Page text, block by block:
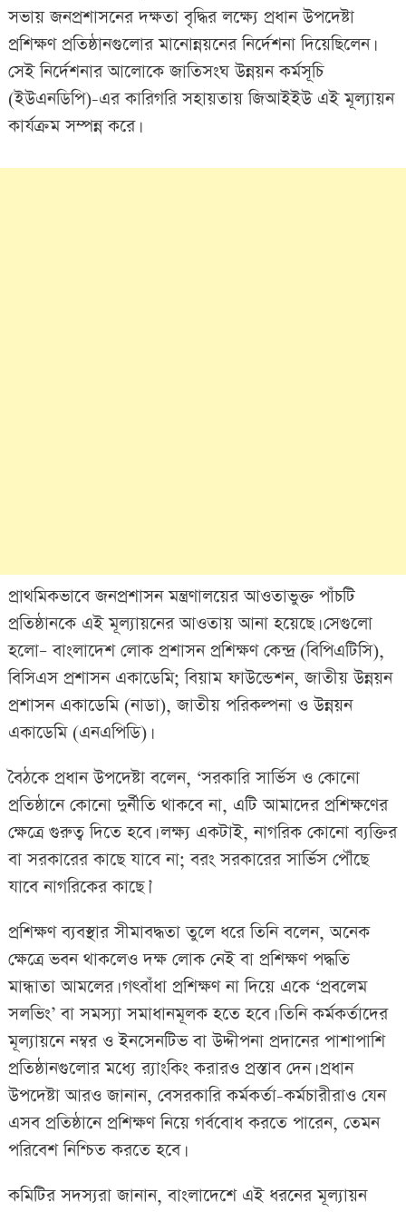
সভায় জনপ্রশাসনের দক্ষতা বৃদ্ধির লক্ষ্যে প্রধান উপদেষ্টা
প্রশিক্ষণ প্রতিষ্ঠানগুলোর মানোন্নয়নের নির্দেশনা দিয়েছিলেন।
সেই নির্দেশনার আলোকে জাতিসংঘ উন্নয়ন কর্মসূচি
(ইউএনডিপি)-এর কারিগরি সহায়তায় জিআইইউ এই মূল্যায়ন
কার্যক্রম সম্পন্ন করে।
প্রাথমিকভাবে জনপ্রশাসন মন্ত্রণালয়ের আওতাভুক্ত পাঁচটি
প্রতিষ্ঠানকে এই মূল্যায়নের আওতায় আনা হয়েছে। সেগুলো
হলো– বাংলাদেশ লোক প্রশাসন প্রশিক্ষণ কেন্দ্র (বিপিএটিসি),
বিসিএস প্রশাসন একাডেমি; বিয়াম ফাউন্ডেশন, জাতীয় উন্নয়ন
প্রশাসন একাডেমি (নাডা), জাতীয় পরিকল্পনা ও উন্নয়ন
একাডেমি (এনএপিডি)।
বৈঠকে প্রধান উপদেষ্টা বলেন, ‘সরকারি সার্ভিস ও কোনো
প্রতিষ্ঠানে কোনো দুর্নীতি থাকবে না, এটি আমাদের প্রশিক্ষণের
ক্ষেত্রে গুরুত্ব দিতে হবে। লক্ষ্য একটাই, নাগরিক কোনো ব্যক্তির
বা সরকারের কাছে যাবে না; বরং সরকারের সার্ভিস পৌঁছে
যাবে নাগরিকের কাছে।’
প্রশিক্ষণ ব্যবস্থার সীমাবদ্ধতা তুলে ধরে তিনি বলেন, অনেক
ক্ষেত্রে ভবন থাকলেও দক্ষ লোক নেই বা প্রশিক্ষণ পদ্ধতি
মান্ধাতা আমলের। গৎবাঁধা প্রশিক্ষণ না দিয়ে একে ‘প্রবলেম
সলভিং’ বা সমস্যা সমাধানমূলক হতে হবে। তিনি কর্মকর্তাদের
মূল্যায়নে নম্বর ও ইনসেনটিভ বা উদ্দীপনা প্রদানের পাশাপাশি
প্রতিষ্ঠানগুলোর মধ্যে র‍্যাংকিং করারও প্রস্তাব দেন। প্রধান
উপদেষ্টা আরও জানান, বেসরকারি কর্মকর্তা-কর্মচারীরাও যেন
এসব প্রতিষ্ঠানে প্রশিক্ষণ নিয়ে গর্ববোধ করতে পারেন, তেমন
পরিবেশ নিশ্চিত করতে হবে।
কমিটির সদস্যরা জানান, বাংলাদেশে এই ধরনের মূল্যায়ন